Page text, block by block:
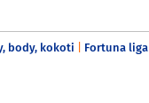
body, kokoti Fortuna liga